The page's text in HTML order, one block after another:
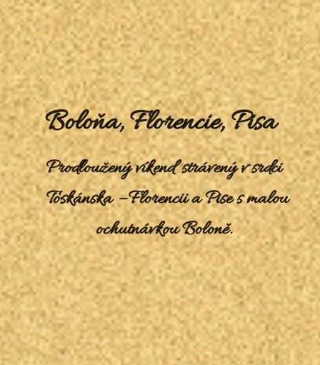
Boloňa, Florencie, Pisa
Prodloužený víkend strávený v srdci
Toskánska – Florencii a Pise s malou
ochutnávkou Boloně.